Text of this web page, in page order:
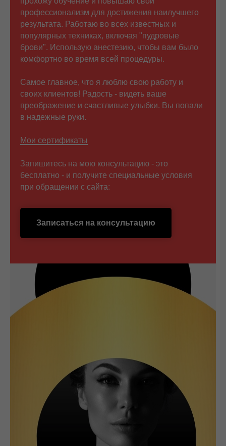
профессионализм для достижения наилучшего
результата. Работаю во всех известных и
популярных техниках, включая "пудровые
брови". Использую анестезию, чтобы вам было
комфортно во время всей процедуры.
Самое главное, что я люблю свою работу и
своих клиентов! Радость - видеть ваше
преображение и счастливые улыбки. Вы попали
в надежные руки.
Мои сертификаты
Запишитесь на мою консультацию - это
бесплатно - и получите специальные условия
при обращении с сайта:
Записаться на консультацию